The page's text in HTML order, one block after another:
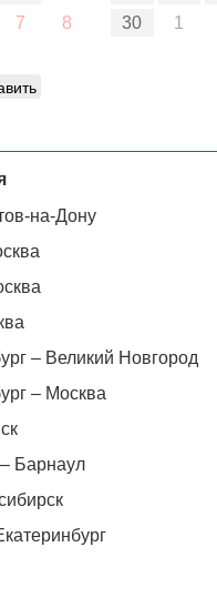
7
8
30
1
на-Дону
– Великий Новгород
– Москва
Барнаул